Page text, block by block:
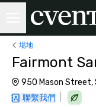
場地
Fairmont
950 Mason Street,
聯繫我們